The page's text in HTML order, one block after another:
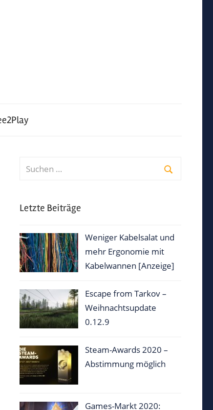
Suchen
Letzte Beiträge
Weniger Kabelsalat und
mehr Ergonomie mit
Kabelwannen [Anzeige]
Escape from Tarkov –
Weihnachtsupdate
0.12.9
Steam-Awards 2020 –
Abstimmung möglich
Games-Markt 2020: